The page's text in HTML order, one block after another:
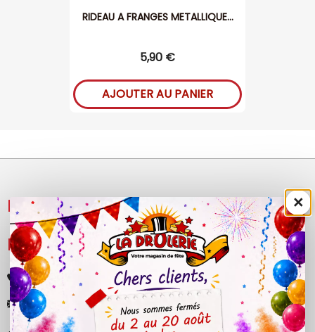
RIDEAU A FRANGES METALLIQUE...
5,90 €
AJOUTER AU PANIER
NOS PRODUITS 
LÉGAL 
+33 (0)4 50 40 81 00
contact@ladrolerie.fr
×